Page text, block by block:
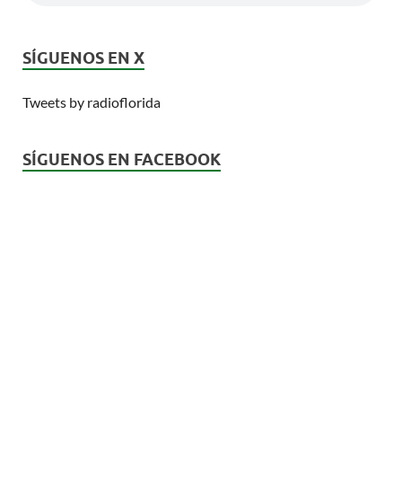
SÍGUENOS EN X
Tweets by radioflorida
SÍGUENOS EN FACEBOOK